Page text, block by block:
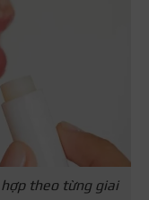
theo từng giai